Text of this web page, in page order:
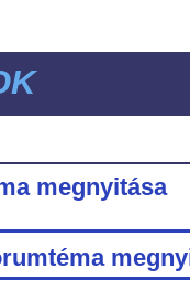
megnyitása